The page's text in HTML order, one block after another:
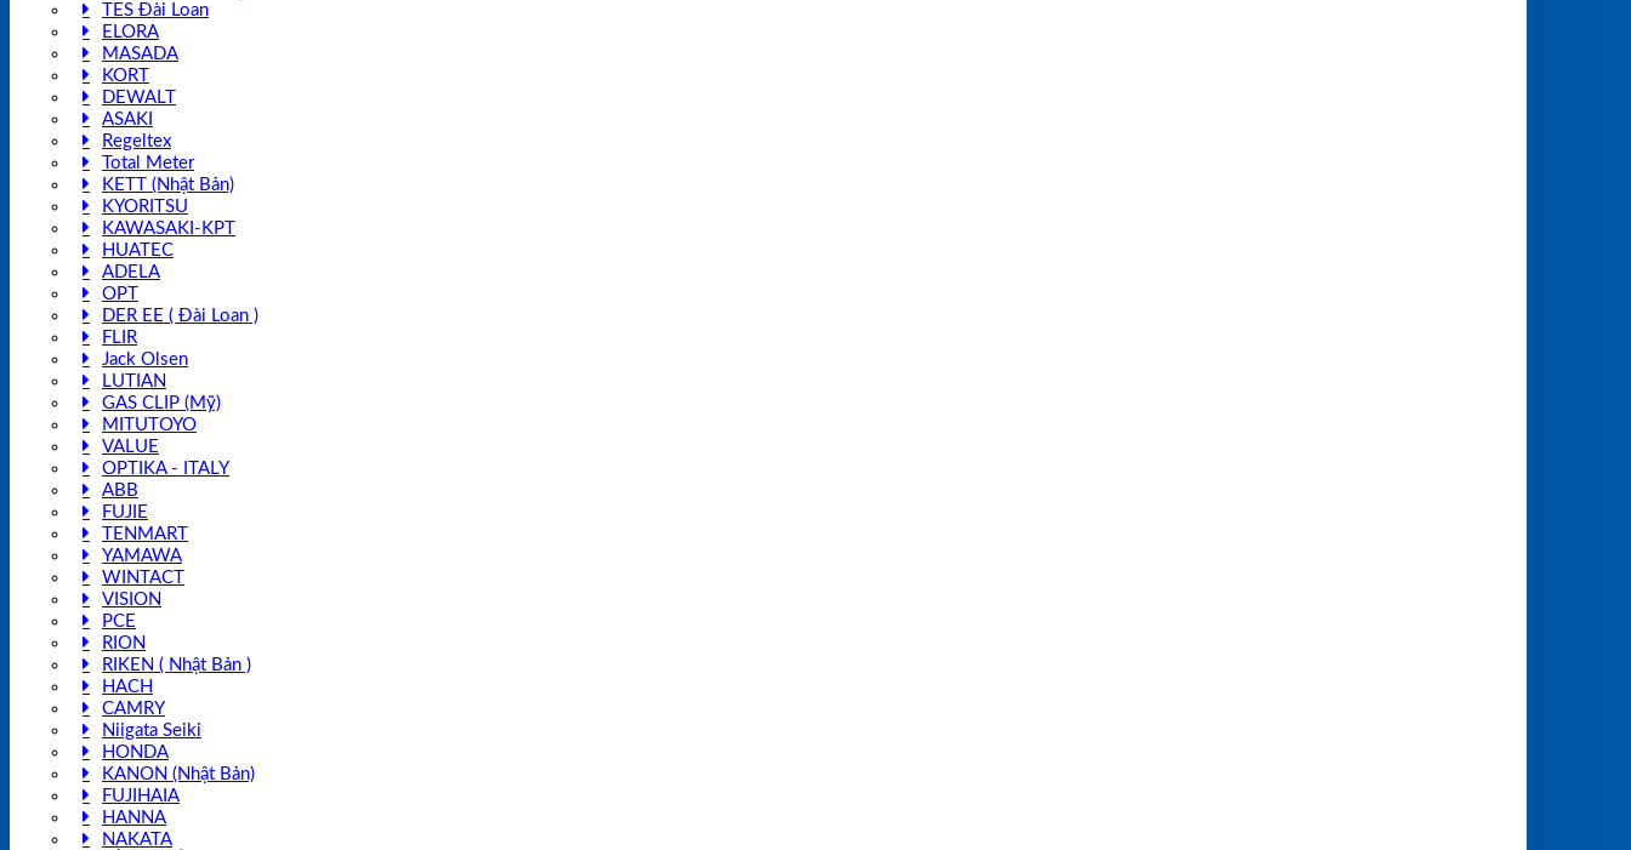
TES Đài Loan
ELORA
MASADA
KORT
DEWALT
ASAKI
Regeltex
Total Meter
KETT (Nhật Bản)
KYORITSU
KAWASAKI-KPT
HUATEC
ADELA
OPT
DER EE ( Đài Loan )
FLIR
Jack Olsen
LUTIAN
GAS CLIP (Mỹ)
MITUTOYO
VALUE
OPTIKA - ITALY
ABB
FUJIE
TENMART
YAMAWA
WINTACT
VISION
PCE
RION
RIKEN ( Nhật Bản )
HACH
CAMRY
Niigata Seiki
HONDA
KANON (Nhật Bản)
FUJIHAIA
HANNA
NAKATA